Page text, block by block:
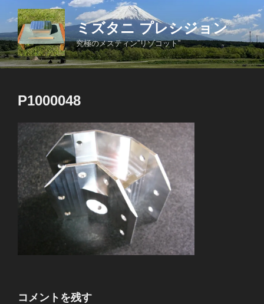
ン
テ
ン
ツ
ミズタニ プレシジョン
究極のメスティン”リゾコット”
P1000048
コメントを残す